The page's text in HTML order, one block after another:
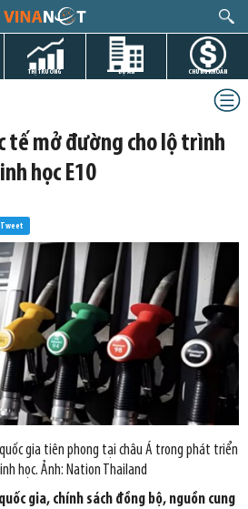
THỊ TRƯỜNG DỰ ÁN CHỨNG KHOÁN
tế mở đường cho lộ trình
học E10
Tweet
gia tiên phong tại châu Á trong phát triển
học. Ảnh: Nation Thailand
gia, chính sách đồng bộ, nguồn cung